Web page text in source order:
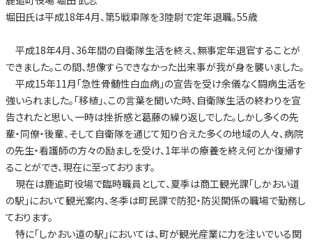
堀田氏は平成18年4月、第5戦車隊を3陸尉で定年退職。55歳
平成18年4月、36年間の自衛隊生活を終え、無事定年退官することが
できました。この間、想像すらできなかった出来事が我が身を襲いました。
平成15年11月「急性骨髄性白血病」の宣告を受け余儀なく闘病生活を
強いられました。「移植」、この言葉を聞いた時、自衛隊生活の終わりを宣
告されたと思い、一時は挫折感と葛藤の繰り返しでした。しかし多くの先
輩・同僚・後輩、そして自衛隊を通じて知り合えた多くの地域の人々、病院
の先生・看護師の方々の励ましを受け、1年半の療養を終え何とか復帰す
ることができ、現在に至っております。
現在は鹿追町役場で臨時職員として、夏季は商工観光課「しかおい道
の駅」において観光案内、冬季は町民課で防犯・防災関係の職場で勤務し
ております。
特に「しかおい道の駅」においては、町が観光産業に力を注いでいる関